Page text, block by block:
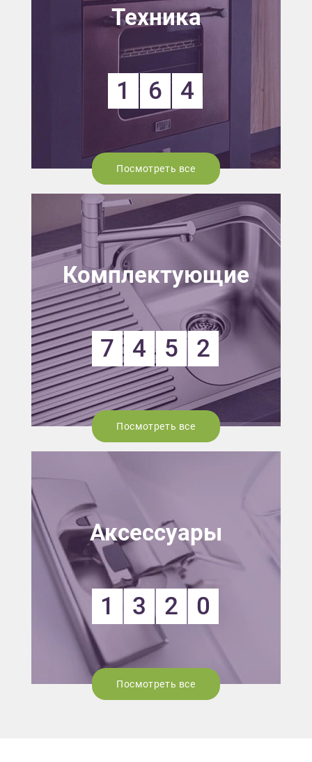
Техника
1 6 4
Посмотреть все
Комплектующие
7 4 5 2
Посмотреть все
Аксессуары
1 3 2 0
Посмотреть все